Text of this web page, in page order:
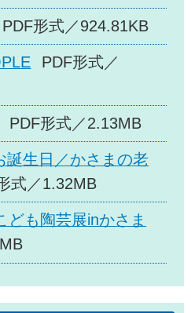
PDF形式／924.81KB
PDF形式／
PDF形式／2.13MB
誕生日／かさまの老
式／1.32MB
ども陶芸展inかさま